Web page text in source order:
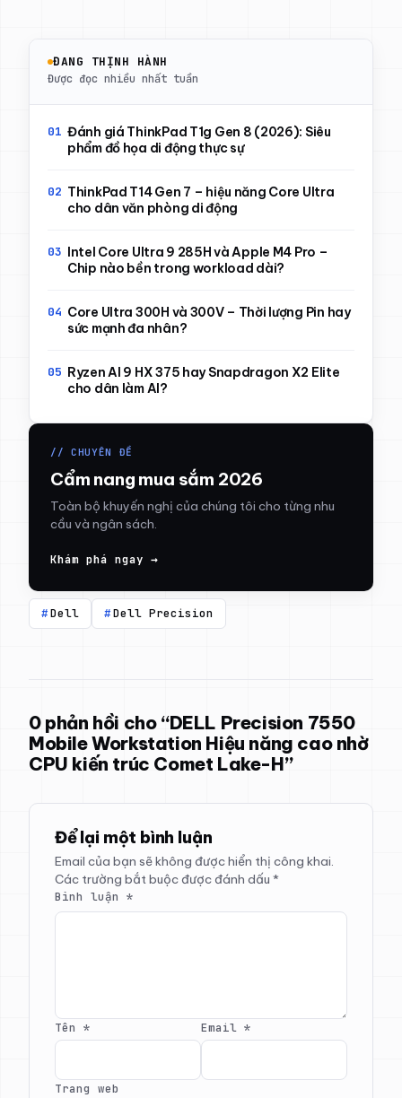
ĐANG THỊNH HÀNH
Được đọc nhiều nhất tuần
Đánh giá ThinkPad T1g Gen 8 (2026): Siêu
phẩm đồ họa di động thực sự
ThinkPad T14 Gen 7 – hiệu năng Core Ultra
cho dân văn phòng di động
Intel Core Ultra 9 285H và Apple M4 Pro –
Chip nào bền trong workload dài?
Core Ultra 300H và 300V – Thời lượng Pin hay
sức mạnh đa nhân?
Ryzen AI 9 HX 375 hay Snapdragon X2 Elite
cho dân làm AI?
// CHUYÊN ĐỀ
Cẩm nang mua sắm 2026
Toàn bộ khuyến nghị của chúng tôi cho từng nhu
cầu và ngân sách.
Khám phá ngay →
Dell Dell Precision
0 phản hồi cho “DELL Precision 7550
Mobile Workstation Hiệu năng cao nhờ
CPU kiến trúc Comet Lake-H”
Để lại một bình luận
Email của bạn sẽ không được hiển thị công khai.
Các trường bắt buộc được đánh dấu *
Bình luận *
Tên * Email *
Trang web